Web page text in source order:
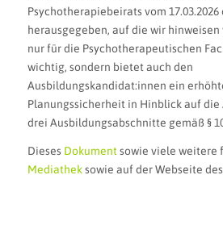
Psychotherapiebeirats vom
herausgegeben, auf die wir hinweisen
nur für die Psychotherapeutischen
wichtig, sondern bietet auch den
Ausbildungskandidat:innen ein
Planungssicherheit in Hinblick auf
drei Ausbildungsabschnitte gemäß § 10
Dieses Dokument sowie viele weitere
Mediatheksowie auf der Webseite